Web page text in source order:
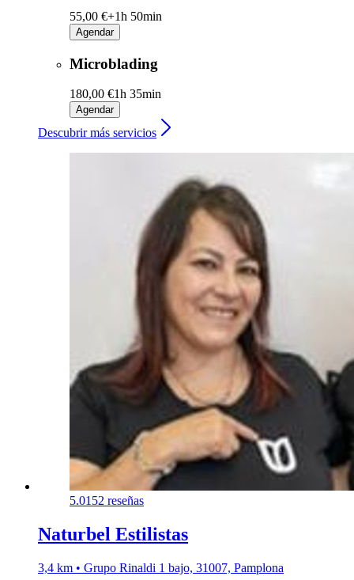
55,00 €+1h 50min
Agendar
Microblading
180,00 €1h 35min
Agendar
Descubrir más servicios
5.0152 reseñas
Naturbel Estilistas
3,4 km • Grupo Rinaldi 1 bajo, 31007, Pamplona